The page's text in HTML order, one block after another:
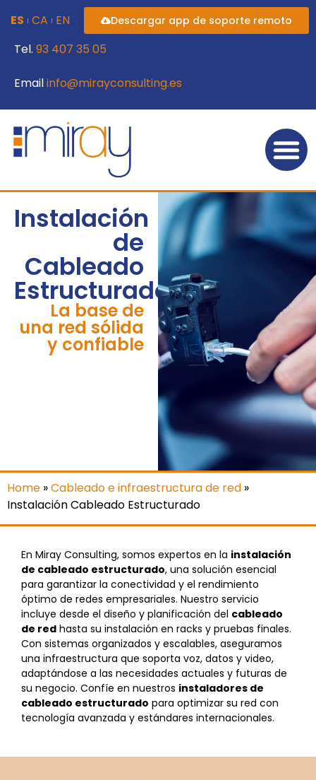
Tel. 93 407 35 05
Emailinfo@mirayconsulting.es
Descargar app de soporte remoto
ES CA EN
Instalación
de
Cableado
Estructurado
La base de
una red sólida
y confiable
Home »Cableado e infraestructura de red »
Instalación Cableado Estructurado
En Miray Consulting, somos expertos en la instalación
de cableado estructurado, una solución esencial
para garantizar la conectividad y el rendimiento
óptimo de redes empresariales. Nuestro servicio
incluye desde el diseño y planificación del cableado
de red hasta su instalación en racks y pruebas finales.
Con sistemas organizados y escalables, aseguramos
una infraestructura que soporta voz, datos y video,
adaptándose a las necesidades actuales y futuras de
su negocio. Confíe en nuestros instaladores de
cableado estructurado para optimizar su red con
tecnología avanzada y estándares internacionales.